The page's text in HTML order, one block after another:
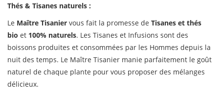
Thés & Tisanes naturels :
Le Maître Tisanier vous fait la promesse de Tisanes et thés
bio et 100% naturels. Les Tisanes et Infusions sont des
boissons produites et consommées par les Hommes depuis la
nuit des temps. Le Maître Tisanier manie parfaitement le goût
naturel de chaque plante pour vous proposer des mélanges
délicieux.